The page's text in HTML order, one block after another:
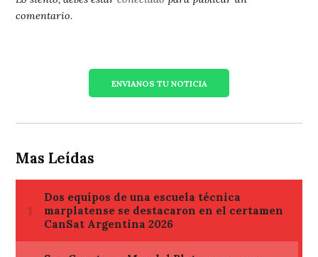
comentario.
ENVIANOS TU NOTICIA
Mas Leídas